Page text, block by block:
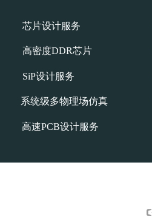
按钮
芯片设计服务
SiP设计服务
系统级多物理场仿真
高速PCB设计服务
高密度DDR芯片